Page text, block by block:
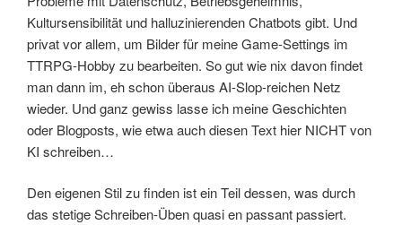
Kultursensibilität und halluzinierenden Chatbots gibt. Und
privat vor allem, um Bilder für meine Game-Settings im
TTRPG-Hobby zu bearbeiten. So gut wie nix davon findet
man dann im, eh schon überaus AI-Slop-reichen Netz
wieder. Und ganz gewiss lasse ich meine Geschichten
oder Blogposts, wie etwa auch diesen Text hier NICHT von
KI schreiben…
Den eigenen Stil zu finden ist ein Teil dessen, was durch
das stetige Schreiben-Üben quasi en passant passiert.